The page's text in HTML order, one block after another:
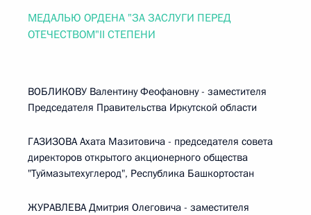
МЕДАЛЬЮ ОРДЕНА "ЗА ЗАСЛУГИ ПЕРЕД
ОТЕЧЕСТВОМ"II СТЕПЕНИ
ВОБЛИКОВУ Валентину Феофановну - заместителя
Председателя Правительства Иркутской области
ГАЗИЗОВА Ахата Мазитовича - председателя совета
директоров открытого акционерного общества
"Туймазытехуглерод", Республика Башкортостан
ЖУРАВЛЕВА Дмитрия Олеговича - заместителя